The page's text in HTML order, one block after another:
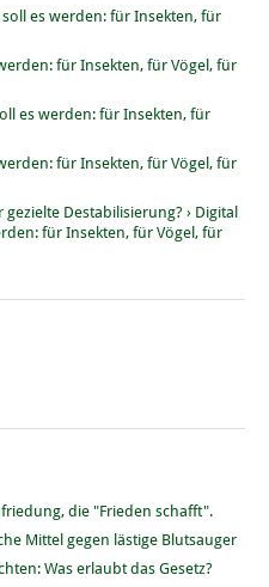
soll es werden: für Insekten, für
für Insekten, für Vögel, für
es werden: für Insekten, für
für Insekten, für Vögel, für
Destabilisierung? › Digital
für Insekten, für Vögel, für
die "Frieden schafft".
Mittel gegen lästige Blutsauger
Was erlaubt das Gesetz?